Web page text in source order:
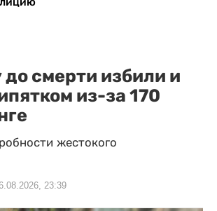
смерти избили и
из-за 170
жестокого
23:39